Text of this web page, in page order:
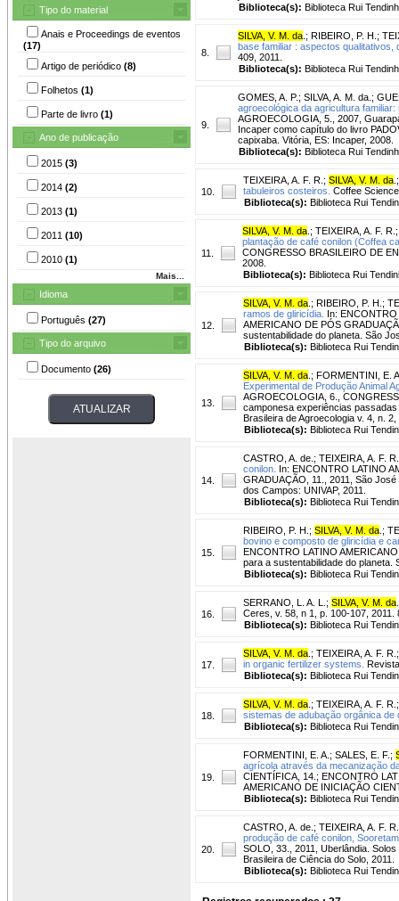
Tipo do material
Anais e Proceedings de eventos
(17)
Artigo de periódico (8)
Folhetos (1)
Parte de livro (1)
Ano de publicação
2015 (3)
2014 (2)
2013 (1)
2011 (10)
2010 (1)
Mais...
Idioma
Português (27)
Tipo do arquivo
Documento (26)
Biblioteca(s): Biblioteca Rui
8.
SILVA, V. M. da ; RIBEIRO, P. H. ;
base familiar : aspectos qualitativos,
409, 2011.
Biblioteca(s): Biblioteca Rui
9.
GOMES, A. P. ; SILVA, A. M. da. ;
agroecológica da agricultura
AGROECOLOGIA, 5., 2007,
Incaper como capítulo do livro
capixaba. Vitória, ES: Incaper, 2008.
Biblioteca(s): Biblioteca Rui
10.
TEIXEIRA, A. F. R. ; SILVA, V. M. da
tabuleiros costeiros. Coffee
Biblioteca(s): Biblioteca Rui
11.
SILVA, V. M. da ; TEIXEIRA, A. F. R.
plantação de café conilon (Coffea
CONGRESSO BRASILEIRO DE
2008.
Biblioteca(s): Biblioteca Rui
12.
SILVA, V. M. da ; RIBEIRO, P. H. ;
ramos de gliricídia. In:
AMERICANO DE PÓS
sustentabilidade do planeta. São
Biblioteca(s): Biblioteca Rui
13.
SILVA, V. M. da ; FORMENTINI, E.
Experimental de Produção Animal
AGROECOLOGIA, 6.,
camponesa experiências
Brasileira de Agroecologia v. 4, n. 2,
Biblioteca(s): Biblioteca Rui
14.
CASTRO, A. de. ; TEIXEIRA, A. F. R.
conilon. In: ENCONTRO LATINO
GRADUAÇÃO, 11., 2011, São
dos Campos: UNIVAP, 2011.
Biblioteca(s): Biblioteca Rui
15.
RIBEIRO, P. H. ; SILVA, V. M. da ;
bovino e composto de gliricídia e
ENCONTRO LATINO
para a sustentabilidade do planeta.
Biblioteca(s): Biblioteca Rui
16.
SERRANO, L. A. L. ; SILVA, V. M. da
Ceres, v. 58, n 1, p. 100-107, 2011.
Biblioteca(s): Biblioteca Rui
17.
SILVA, V. M. da ; TEIXEIRA, A. F. R.
in organic fertilizer systems.
Biblioteca(s): Biblioteca Rui
18.
SILVA, V. M. da ; TEIXEIRA, A. F. R.
sistemas de adubação orgânica de
Biblioteca(s): Biblioteca Rui
19.
FORMENTINI, E. A. ; SALES, E. F. ;
agrícola através da mecanização
CIENTÍFICA, 14.; ENCONTRO
AMERICANO DE INICIAÇÃO
Biblioteca(s): Biblioteca Rui
20.
CASTRO, A. de. ; TEIXEIRA, A. F. R.
produção de café conilon,
SOLO, 33., 2011, Uberlândia.
Brasileira de Ciência do Solo, 2011.
Biblioteca(s): Biblioteca Rui